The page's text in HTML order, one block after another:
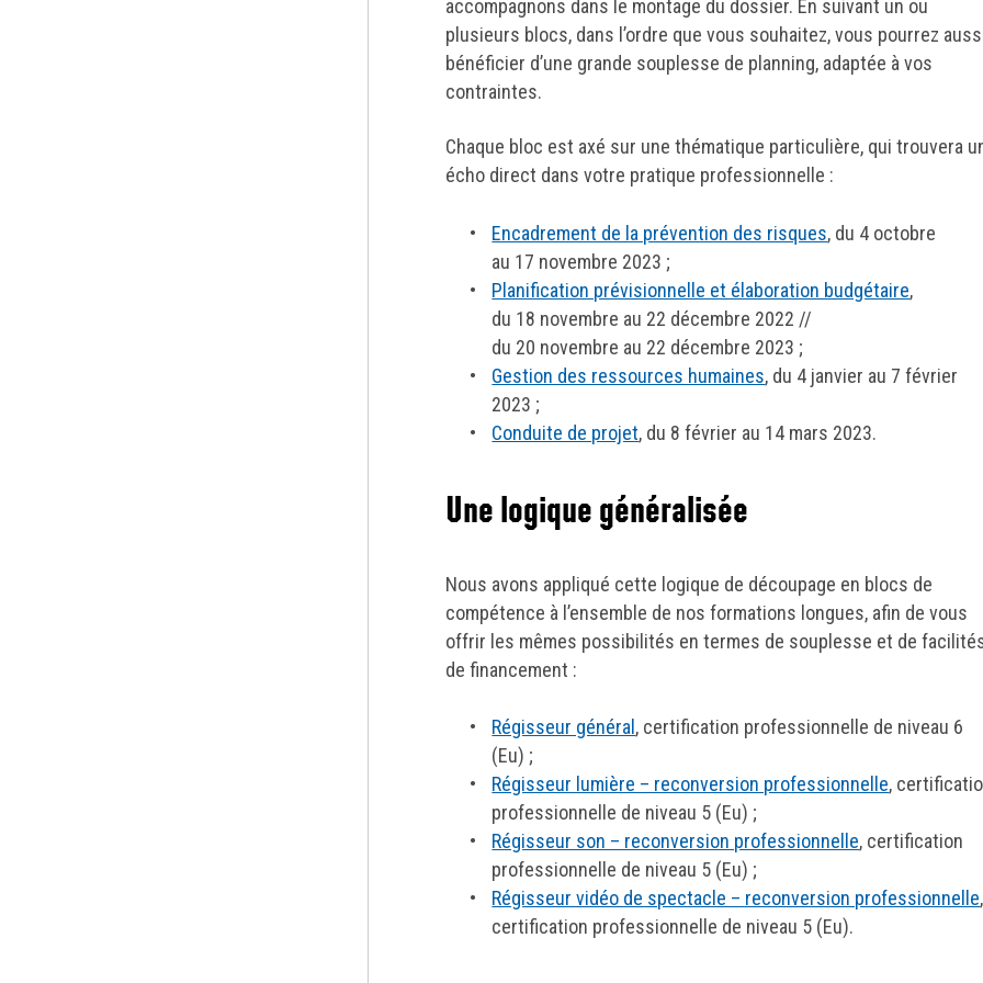
accompagnons dans le montage du dossier. En suivant un ou
plusieurs blocs, dans l’ordre que vous souhaitez, vous pourrez
bénéficier d’une grande souplesse de planning, adaptée à vos
contraintes.
Chaque bloc est axé sur une thématique particulière, qui trouvera
écho direct dans votre pratique professionnelle :
Encadrement de la prévention des risques, du 4 octobre
au 17 novembre 2023 ;
Planification prévisionnelle et élaboration budgétaire,
du 18 novembre au 22 décembre 2022 //
du 20 novembre au 22 décembre 2023 ;
Gestion des ressources humaines, du 4 janvier au 7 février
2023 ;
Conduite de projet, du 8 février au 14 mars 2023.
Une logique généralisée
Nous avons appliqué cette logique de découpage en blocs de
compétence à l’ensemble de nos formations longues, afin de vous
offrir les mêmes possibilités en termes de souplesse et de
de financement :
Régisseur général , certification professionnelle de niveau 6
(Eu) ;
Régisseur lumière – reconversion professionnelle,
professionnelle de niveau 5 (Eu) ;
Régisseur son – reconversion professionnelle, certification
professionnelle de niveau 5 (Eu) ;
Régisseur vidéo de spectacle – reconversion professionnelle,
certification professionnelle de niveau 5 (Eu).